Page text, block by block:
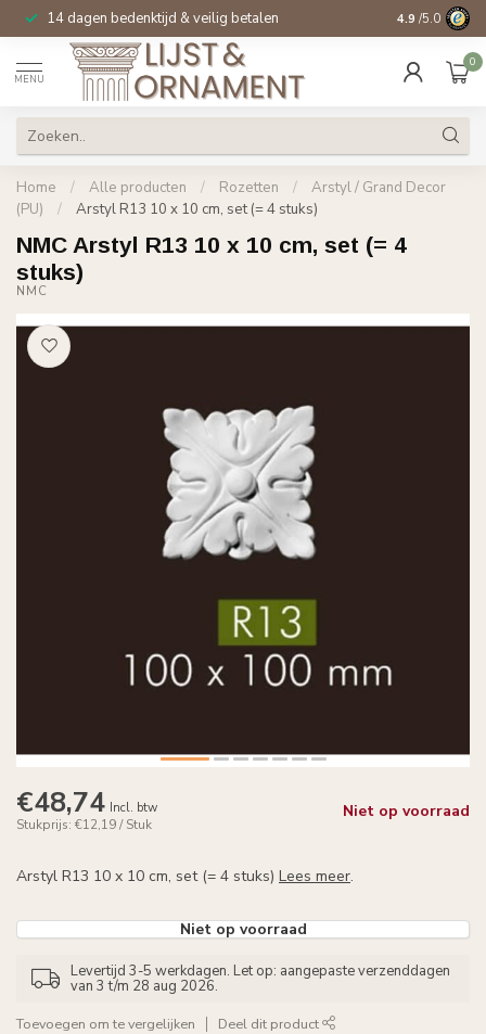
14 dagen bedenktijd & veilig betalen Specialist in
4.9 /5.0
MENU
0
Home / Alle producten / Rozetten /
Arstyl / Grand Decor
(PU)
/ Arstyl R13 10 x 10 cm, set (= 4 stuks)
NMC Arstyl R13 10 x 10 cm, set (= 4
stuks)
NMC
€48,74 Incl. btw
Stukprijs: €12,19 / Stuk
Niet op voorraad
Arstyl R13 10 x 10 cm, set (= 4 stuks) Lees meer.
Niet op voorraad
Levertijd 3-5 werkdagen. Let op: aangepaste verzenddagen
van 3 t/m 28 aug 2026.
Toevoegen om te vergelijken Deel dit product